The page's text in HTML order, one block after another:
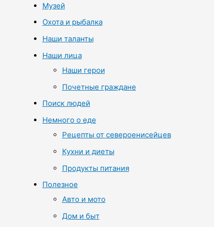
Музей
Охота и рыбалка
Наши таланты
Наши лица
Наши герои
Почетные граждане
Поиск людей
Немного о еде
Рецепты от североенисейцев
Кухни и диеты
Продукты питания
Полезное
Авто и мото
Дом и быт